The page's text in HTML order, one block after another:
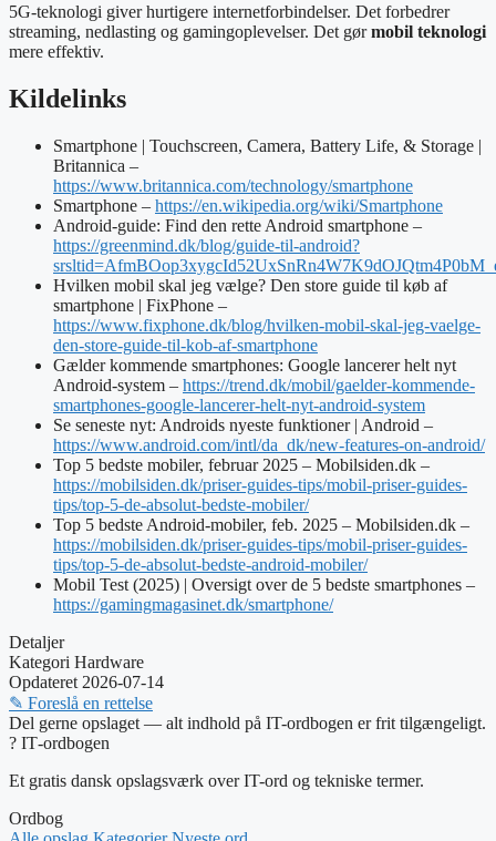
5G-teknologi giver hurtigere internetforbindelser. Det forbedrer
streaming, nedlasting og gamingoplevelser. Det gørmobil teknologi
mere effektiv.
Kildelinks
Smartphone | Touchscreen, Camera, Battery Life, & Storage |
Britannica –
https://www.britannica.com/technology/smartphone
Smartphone – https://en.wikipedia.org/wiki/Smartphone
Android-guide: Find den rette Android smartphone –
https://greenmind.dk/blog/guide-til-android?
Hvilken mobil skal jeg vælge? Den store guide til køb af
smartphone | FixPhone –
https://www.fixphone.dk/blog/hvilken-mobil-skal-jeg-vaelge-
den-store-guide-til-kob-af-smartphone
Gælder kommende smartphones: Google lancerer helt nyt
Android-system – https://trend.dk/mobil/gaelder-kommende-
smartphones-google-lancerer-helt-nyt-android-system
Se seneste nyt: Androids nyeste funktioner | Android –
https://www.android.com/intl/da_dk/new-features-on-android/
Top 5 bedste mobiler, februar 2025 – Mobilsiden.dk –
https://mobilsiden.dk/priser-guides-tips/mobil-priser-guides-
tips/top-5-de-absolut-bedste-mobiler/
Top 5 bedste Android-mobiler, feb. 2025 – Mobilsiden.dk –
https://mobilsiden.dk/priser-guides-tips/mobil-priser-guides-
tips/top-5-de-absolut-bedste-android-mobiler/
Mobil Test (2025) | Oversigt over de 5 bedste smartphones –
https://gamingmagasinet.dk/smartphone/
Detaljer
Kategori Hardware
Opdateret 2026-07-14
✎ Foreslå en rettelse
Del gerne opslaget — alt indhold på IT-ordbogen er frit tilgængeligt.
? IT‑ordbogen
Et gratis dansk opslagsværk over IT-ord og tekniske termer.
Ordbog